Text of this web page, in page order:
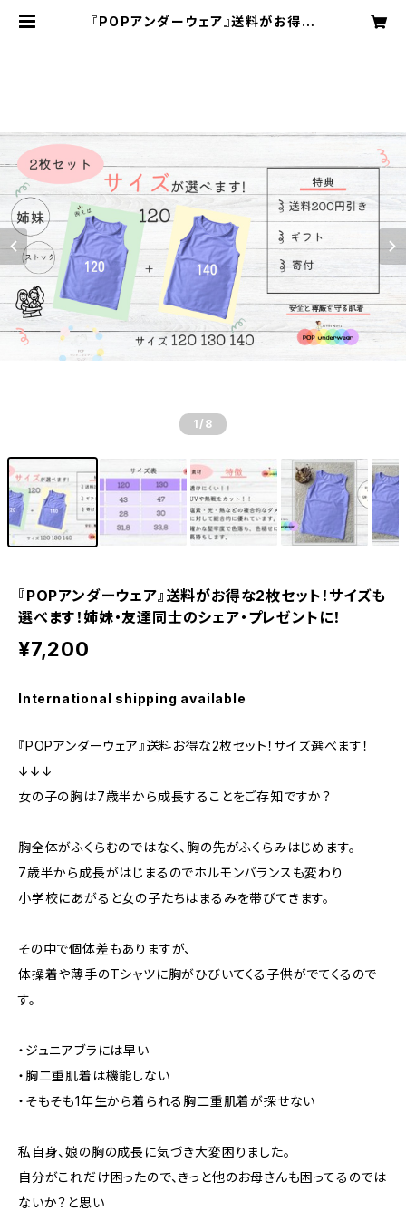
『POPアンダーウェア』送料がお得な
1 /8
『POPアンダーウェア』送料がお得な2枚セット！サイズも
選べます！姉妹・友達同士のシェア・プレゼントに！
¥7,200
International shipping available
『POPアンダーウェア』送料お得な2枚セット！サイズ選べます！
↓↓↓
女の子の胸は7歳半から成長することをご存知ですか？
胸全体がふくらむのではなく、胸の先がふくらみはじめます。
7歳半から成長がはじまるのでホルモンバランスも変わり
小学校にあがると女の子たちはまるみを帯びてきます。
その中で個体差もありますが、
体操着や薄手のTシャツに胸がひびいてくる子供がでてくるので
す。
・ジュニアブラには早い
・胸二重肌着は機能しない
・そもそも1年生から着られる胸二重肌着が探せない
私自身、娘の胸の成長に気づき大変困りました。
自分がこれだけ困ったので、きっと他のお母さんも困ってるのでは
ないか？と思い